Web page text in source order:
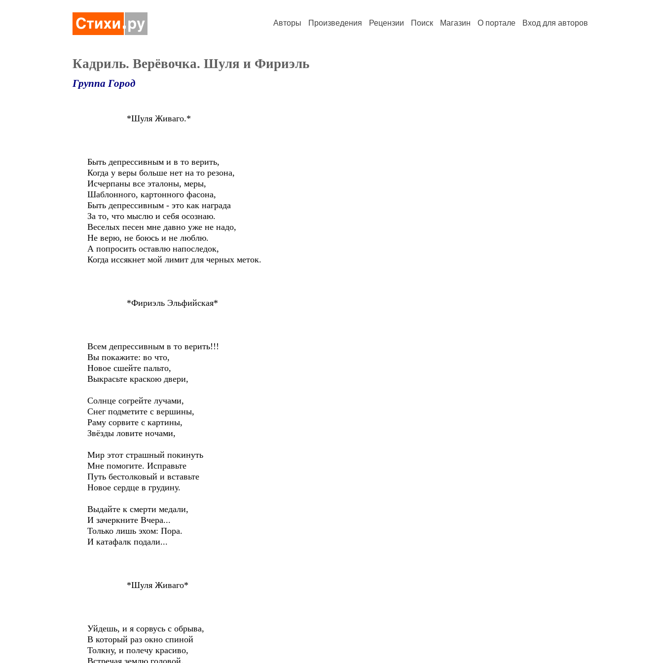
Авторы Произведения Рецензии Поиск Магазин О портале Вход для авторов
Кадриль. Верёвочка. Шуля и Фириэль
Группа Город
*Шуля Живаго.*
Быть депрессивным и в то верить,
Когда у веры больше нет на то резона,
Исчерпаны все эталоны, меры,
Шаблонного, картонного фасона,
Быть депрессивным - это как награда
За то, что мыслю и себя осознаю.
Веселых песен мне давно уже не надо,
Не верю, не боюсь и не люблю.
А попросить оставлю напоследок,
Когда иссякнет мой лимит для черных меток.
*Фириэль Эльфийская*
Всем депрессивным в то верить!!!
Вы покажите: во что,
Новое сшейте пальто,
Выкрасьте краскою двери,
Солнце согрейте лучами,
Снег подметите с вершины,
Раму сорвите с картины,
Звёзды ловите ночами,
Мир этот страшный покинуть
Мне помогите. Исправьте
Путь бестолковый и вставьте
Новое сердце в грудину.
Выдайте к смерти медали,
И зачеркните Вчера...
Только лишь эхом: Пора.
И катафалк подали...
*Шуля Живаго*
Уйдешь, и я сорвусь с обрыва,
В который раз окно спиной
Толкну, и полечу красиво,
Встречая землю головой.